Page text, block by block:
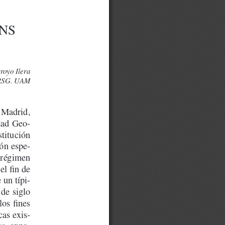
Ilera
UAM
Geo-
espe-
fin de
un típi-
siglo
fines
exis-